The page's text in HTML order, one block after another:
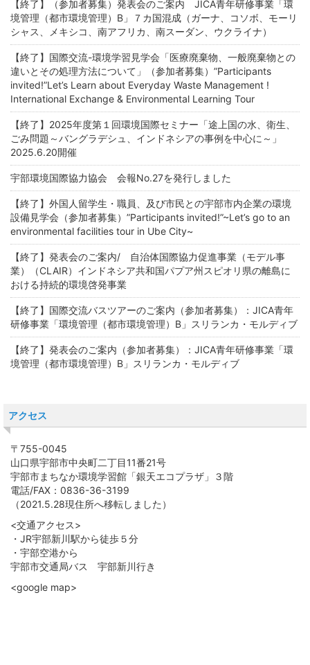
【終了】（参加者募集）発表会のご案内 JICA青年研修事業「環
境管理（都市環境管理）B」７カ国混成（ガーナ、コソボ、モーリ
シャス、メキシコ、南アフリカ、南スーダン、ウクライナ）
【終了】国際交流-環境学習見学会「医療廃棄物、一般廃棄物との
違いとその処理方法について」（参加者募集）”Participants
invited!”Let’s Learn about Everyday Waste Management !
International Exchange & Environmental Learning Tour
【終了】2025年度第１回環境国際セミナー「途上国の水、衛生、
ごみ問題～バングラデシュ、インドネシアの事例を中心に～」
2025.6.20開催
宇部環境国際協力協会 会報No.27を発行しました
【終了】外国人留学生・職員、及び市民との宇部市内企業の環境
設備見学会（参加者募集）”Participants invited!”~Let’s go to an
environmental facilities tour in Ube City~
【終了】発表会のご案内/ 自治体国際協力促進事業（モデル事
業）（CLAIR）インドネシア共和国パプア州スピオリ県の離島に
おける持続的環境啓発事業
【終了】国際交流バスツアーのご案内（参加者募集）：JICA青年
研修事業「環境管理（都市環境管理）B」スリランカ・モルディブ
【終了】発表会のご案内（参加者募集）：JICA青年研修事業「環
境管理（都市環境管理）B」スリランカ・モルディブ
アクセス
〒755-0045
山口県宇部市中央町二丁目11番21号
宇部市まちなか環境学習館「銀天エコプラザ」３階
電話/FAX：0836-36-3199
（2021.5.28現住所へ移転しました）
<交通アクセス>
・JR宇部新川駅から徒歩５分
・宇部空港から
宇部市交通局バス 宇部新川行き
<google map>